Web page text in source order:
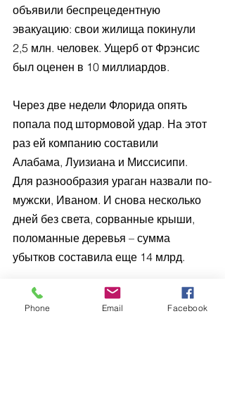
объявили беспрецедентную
эвакуацию: свои жилища покинули
2,5 млн. человек. Ущерб от Фрэнсис
был оценен в 10 миллиардов.
Через две недели Флорида опять
попала под штормовой удар. На этот
раз ей компанию составили
Алабама, Луизиана и Миссисипи.
Для разнообразия ураган назвали по-
мужски, Иваном. И снова несколько
дней без света, сорванные крыши,
поломанные деревья – сумма
убытков составила еще 14 млрд.
Айк
Phone Email Facebook